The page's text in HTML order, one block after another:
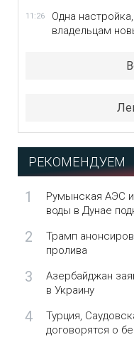
11:26
Одна
владельцам
РЕКОМЕНДУЕМ
1
Румынская АЭС
воды в Дунае
2
Трамп
пролива
3
Азербайджан
в Украину
4
Турция,
договорятся о